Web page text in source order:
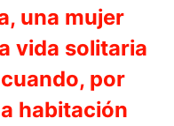
una mujer
vida solitaria
por
habitación